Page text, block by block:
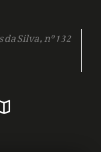
Silva, nº 132